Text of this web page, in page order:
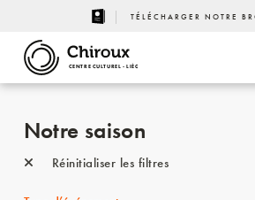
TÉLÉCHARGER NOTRE
CENTRE CULTUREL - LIÈGE
Notre saison
Réinitialiser les filtres